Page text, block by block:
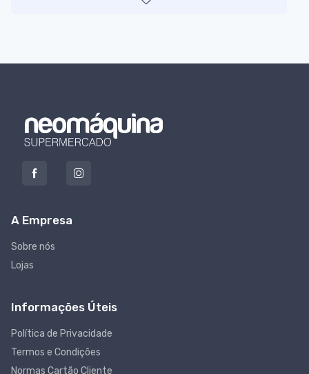
A Empresa
Sobre nós
Lojas
Informações Úteis
Política de Privacidade
Termos e Condições
Normas Cartão Cliente